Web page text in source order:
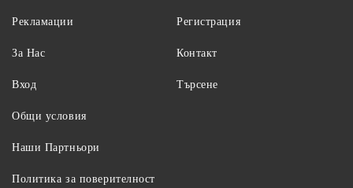
Рекламации
За Нас
Вход
Регистрация
Контакт
Търсене
Общи условия
Наши Партньори
Политика за поверителност